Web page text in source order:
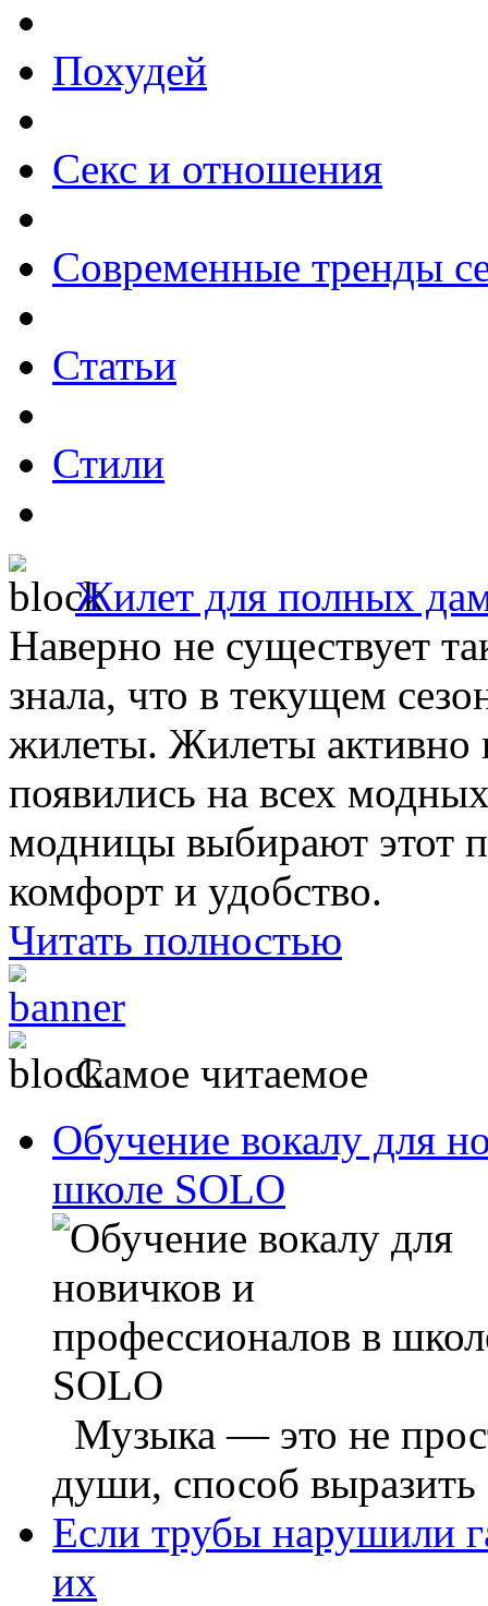
Похудей
Секс и отношения
Современные тренды
Статьи
Стили
Жилет для полных
Наверно не существует
знала, что в текущем
жилеты. Жилеты активно
появились на всех
модницы выбирают этот
комфорт и удобство.
Читать полностью
Самое читаемое
Обучение вокалу для
школе SOLO
Музыка — это не
души, способ
Если трубы нарушили
их